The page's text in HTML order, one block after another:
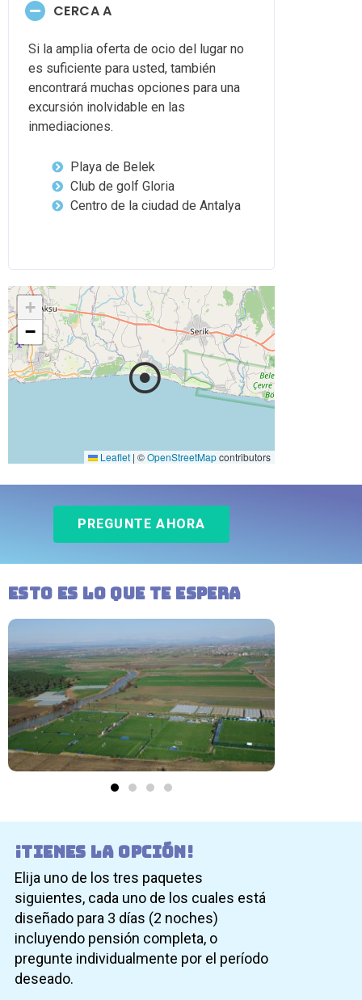
CERCA A
Si la amplia oferta de ocio del lugar no
es suficiente para usted, también
encontrará muchas opciones para una
excursión inolvidable en las
inmediaciones.
Playa de Belek
Club de golf Gloria
Centro de la ciudad de Antalya
+
−
Leaflet | ©OpenStreetMapcontributors
PREGUNTE AHORA
esto es lo que te espera
¡Tienes la opción!
Elija uno de los tres paquetes
siguientes, cada uno de los cuales está
diseñado para 3 días (2 noches)
incluyendo pensión completa, o
pregunte individualmente por el período
deseado.